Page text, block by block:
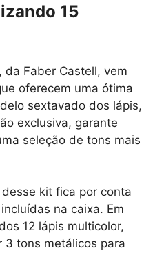
15
da Faber Castell, vem
oferecem uma ótima
sextavado dos lápis,
exclusiva, garante
seleção de tons mais
kit fica por conta
na caixa. Em
12 lápis multicolor,
3 tons metálicos para